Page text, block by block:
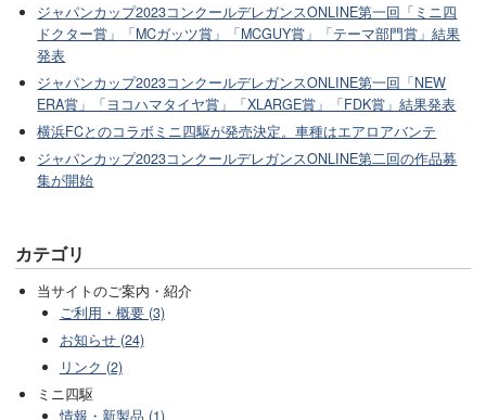
ジャパンカップ2023コンクールデレガンスONLINE第一回「ミニ四
ドクター賞」「MCガッツ賞」「MCGUY賞」「テーマ部門賞」結果
発表
ジャパンカップ2023コンクールデレガンスONLINE第一回「NEW
ERA賞」「ヨコハマタイヤ賞」「XLARGE賞」「FDK賞」結果発表
横浜FCとのコラボミニ四駆が発売決定。車種はエアロアバンテ
ジャパンカップ2023コンクールデレガンスONLINE第二回の作品募
集が開始
カテゴリ
当サイトのご案内・紹介
ご利用・概要 (3)
お知らせ (24)
リンク (2)
ミニ四駆
情報・新製品 (1)